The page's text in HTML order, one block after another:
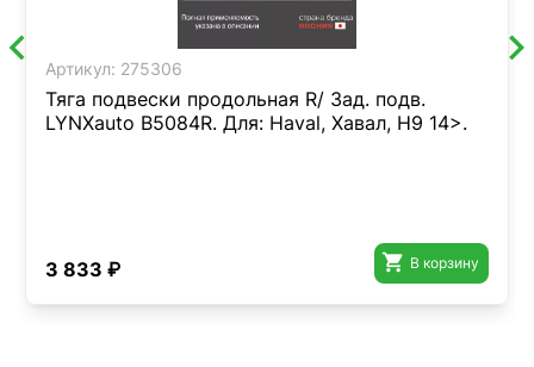
Артикул: 275306
Тяга подвески продольная R/ Зад. подв.
LYNXauto B5084R. Для: Haval, Хавал, H9 14>.
3 833 ₽  В корзину